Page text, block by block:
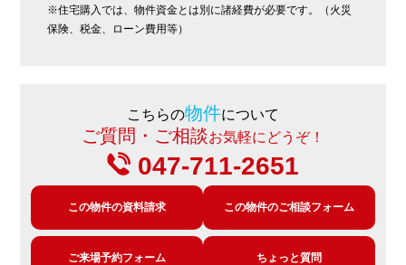
※住宅購入では、物件資金とは別に諸経費が必要です。（火災
保険、税金、ローン費用等）
こちらの物件について
ご質問・ご相談お気軽にどうぞ！
047-711-2651
この物件の資料請求 この物件のご相談フォーム
ご来場予約フォーム ちょっと質問